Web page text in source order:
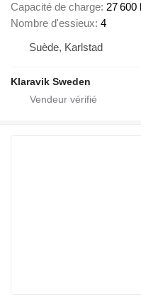
Capacité de charge 27 600
Nombre d'essieux 4
Suède, Karlstad
Klaravik Sweden